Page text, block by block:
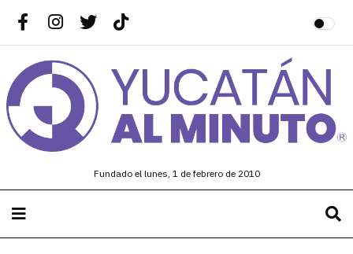
Fundado el lunes, 1 de febrero de 2010